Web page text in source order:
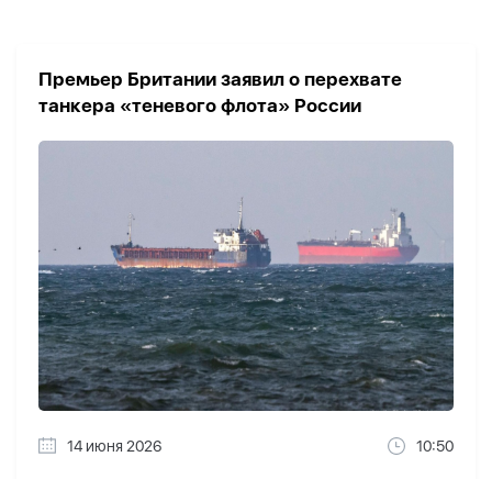
Премьер Британии заявил о перехвате
танкера «теневого флота» России
14 июня 2026 10:50